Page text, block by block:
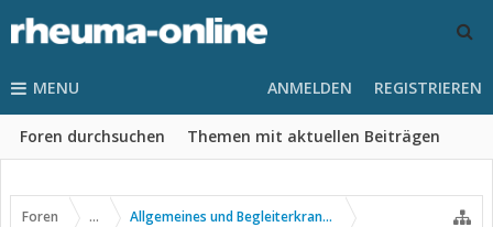
MENU
Foren durchsuchen Themen mit aktuellen Beiträgen
ANMELDEN REGISTRIEREN
Foren ... Allgemeines und Begleiterkrankungen